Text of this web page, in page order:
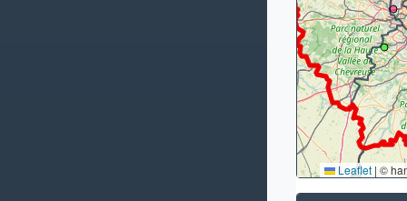
Leaflet | ©